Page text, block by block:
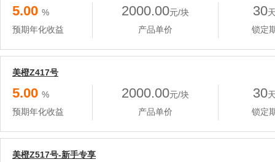
5.00 %
预期年化收益
2000.00元/块
产品单价
30
锁定
美橙Z417号
5.00 %
预期年化收益
2000.00元/块
产品单价
30
锁定
美橙Z517号-新手专享